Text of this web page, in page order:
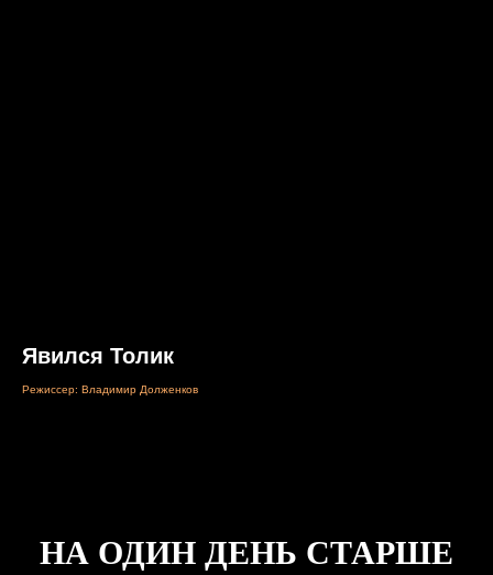
Явился Толик
Режиссер: Владимир Долженков
НА ОДИН ДЕНЬ СТАРШЕ